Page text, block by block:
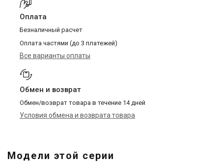
Оплата
Безналичный расчет
Оплата частями (до 3 платежей)
Все варианты оплаты
Обмен и возврат
Обмен/возврат товара в течение 14 дней
Условия обмена и возврата товара
Модели этой серии